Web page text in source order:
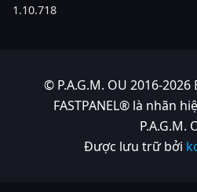
1.10.718
2025-03-12
© P.A.G.M. OU 2016-
FASTPANEL® là nhãn
P.A.G.M.
Được lưu trữ bởi